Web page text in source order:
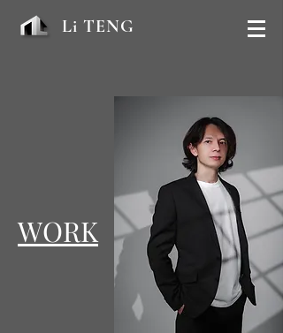
Li TENG
WORK